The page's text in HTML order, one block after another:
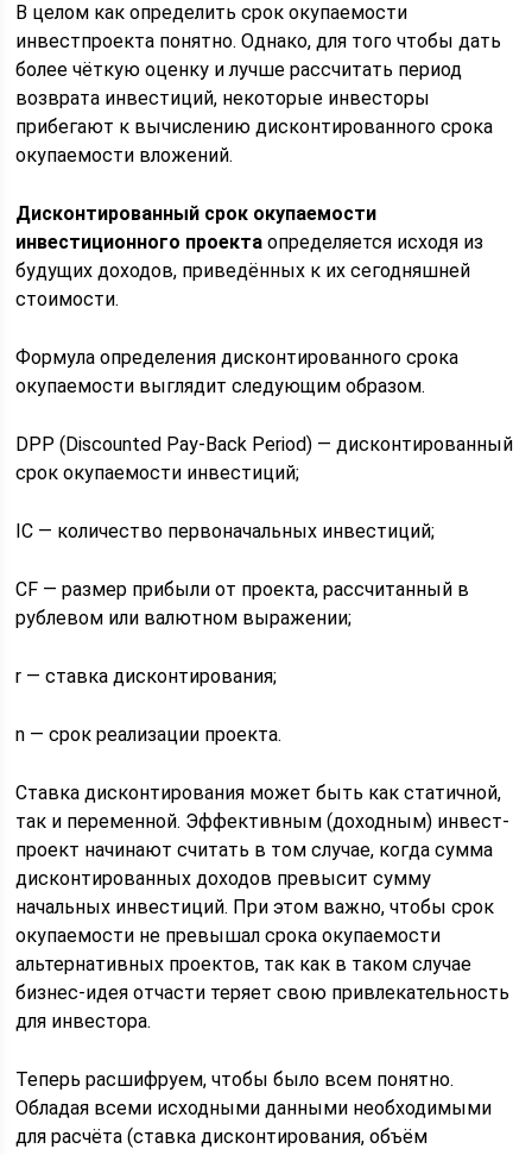
В целом как определить срок окупаемости
инвестпроекта понятно. Однако, для того чтобы дать
более чёткую оценку и лучше рассчитать период
возврата инвестиций, некоторые инвесторы
прибегают к вычислению дисконтированного срока
окупаемости вложений.
Дисконтированный срок окупаемости
инвестиционного проекта определяется исходя из
будущих доходов, приведённых к их сегодняшней
стоимости.
Формула определения дисконтированного срока
окупаемости выглядит следующим образом.
DPP (Discounted Pay-Back Period) — дисконтированный
срок окупаемости инвестиций;
IC — количество первоначальных инвестиций;
CF — размер прибыли от проекта, рассчитанный в
рублевом или валютном выражении;
r — ставка дисконтирования;
n — срок реализации проекта.
Ставка дисконтирования может быть как статичной,
так и переменной. Эффективным (доходным) инвест-
проект начинают считать в том случае, когда сумма
дисконтированных доходов превысит сумму
начальных инвестиций. При этом важно, чтобы срок
окупаемости не превышал срока окупаемости
альтернативных проектов, так как в таком случае
бизнес-идея отчасти теряет свою привлекательность
для инвестора.
Теперь расшифруем, чтобы было всем понятно.
Обладая всеми исходными данными необходимыми
для расчёта (ставка дисконтирования, объём